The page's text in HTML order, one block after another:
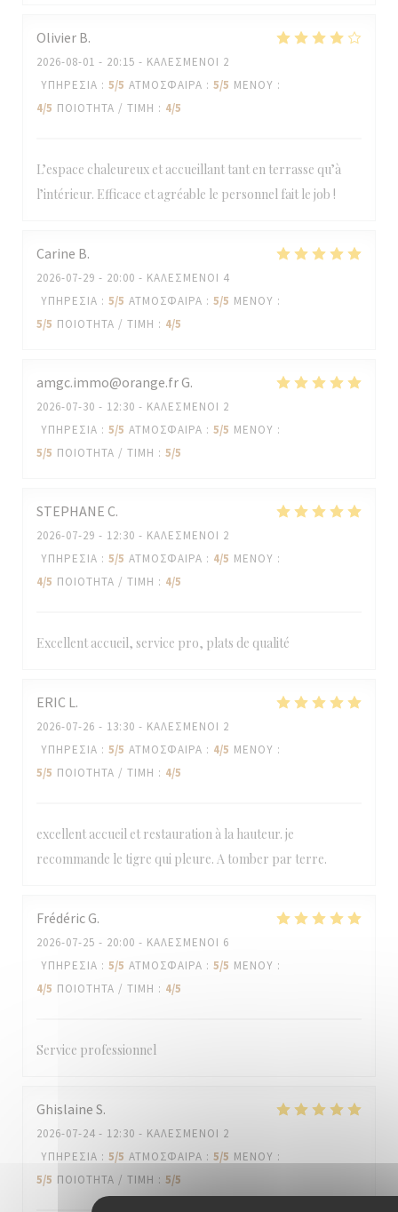
Olivier B
2026-08-01 - 20:15 - ΚΑΛΕΣΜΈΝΟΙ 2
ΥΠΗΡΕΣΊΑ : 5/5 ΑΤΜΌΣΦΑΙΡΑ : 5/5 ΜΕΝΟΎ :
4/5 ΠΟΙΌΤΗΤΑ / ΤΙΜΉ : 4/5
L’espace chaleureux et accueillant tant en terrasse qu’à
l’intérieur. Efficace et agréable le personnel fait le job !
Carine B
2026-07-29 - 20:00 - ΚΑΛΕΣΜΈΝΟΙ 4
ΥΠΗΡΕΣΊΑ : 5/5 ΑΤΜΌΣΦΑΙΡΑ : 5/5 ΜΕΝΟΎ :
5/5 ΠΟΙΌΤΗΤΑ / ΤΙΜΉ : 4/5
amgc.immo@orange.frG
2026-07-30 - 12:30 - ΚΑΛΕΣΜΈΝΟΙ 2
ΥΠΗΡΕΣΊΑ : 5/5 ΑΤΜΌΣΦΑΙΡΑ : 5/5 ΜΕΝΟΎ :
5/5 ΠΟΙΌΤΗΤΑ / ΤΙΜΉ : 5/5
STEPHANE C
2026-07-29 - 12:30 - ΚΑΛΕΣΜΈΝΟΙ 2
ΥΠΗΡΕΣΊΑ : 5/5 ΑΤΜΌΣΦΑΙΡΑ : 4/5 ΜΕΝΟΎ :
4/5 ΠΟΙΌΤΗΤΑ / ΤΙΜΉ : 4/5
Excellent accueil, service pro, plats de qualité
ERIC L
2026-07-26 - 13:30 - ΚΑΛΕΣΜΈΝΟΙ 2
ΥΠΗΡΕΣΊΑ : 5/5 ΑΤΜΌΣΦΑΙΡΑ : 4/5 ΜΕΝΟΎ :
5/5 ΠΟΙΌΤΗΤΑ / ΤΙΜΉ : 4/5
excellent accueil et restauration à la hauteur. je
recommande le tigre qui pleure. A tomber par terre.
FrédéricG
2026-07-25 - 20:00 - ΚΑΛΕΣΜΈΝΟΙ 6
ΥΠΗΡΕΣΊΑ : 5/5 ΑΤΜΌΣΦΑΙΡΑ : 5/5 ΜΕΝΟΎ :
4/5 ΠΟΙΌΤΗΤΑ / ΤΙΜΉ : 4/5
Service professionnel
Ghislaine S
2026-07-24 - 12:30 - ΚΑΛΕΣΜΈΝΟΙ 2
ΥΠΗΡΕΣΊΑ : 5/5 ΑΤΜΌΣΦΑΙΡΑ : 5/5 ΜΕΝΟΎ :
5/5 ΠΟΙΌΤΗΤΑ / ΤΙΜΉ : 5/5